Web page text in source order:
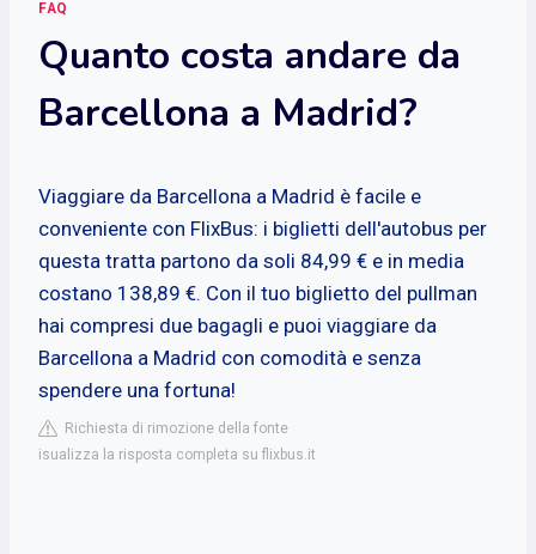
FAQ
Quanto costa andare da
Barcellona a Madrid?
Viaggiare da Barcellona a Madrid è facile e
conveniente con FlixBus: i biglietti dell'autobus per
questa tratta partono da soli 84,99 € e in media
costano 138,89 €. Con il tuo biglietto del pullman
hai compresi due bagagli e puoi viaggiare da
Barcellona a Madrid con comodità e senza
spendere una fortuna!
Richiesta di rimozione della fonte
isualizza la risposta completa su flixbus.it